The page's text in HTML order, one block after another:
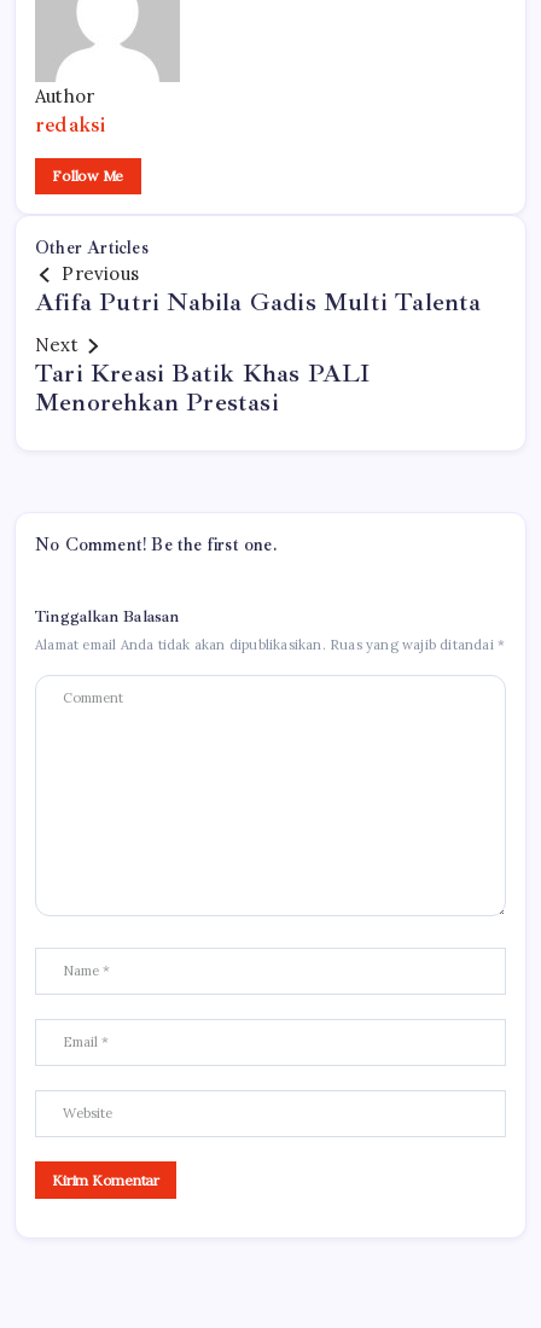
Author
redaksi
Follow Me
Other Articles
Previous
Afifa Putri Nabila Gadis Multi Talenta
Next
Tari Kreasi Batik Khas PALI
Menorehkan Prestasi
No Comment! Be the first one.
Tinggalkan Balasan
Alamat email Anda tidak akan dipublikasikan. Ruas yang wajib ditandai*